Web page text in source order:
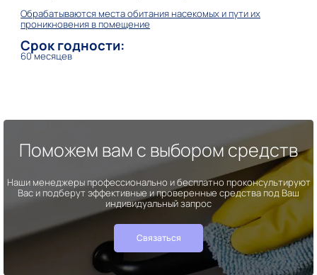
Обрабатываются места обитания насекомых и пути их
проникновения в помещение
Срок годности:
60 месяцев
Поможем вам с выбором средств
Наши менеджеры профессионально и бесплатно проконсультируют
Вас и подберут эффективные и проверенные средства под Ваш
индивидуальный запрос
Связаться